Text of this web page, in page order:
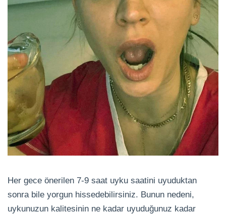
Her gece önerilen 7-9 saat uyku saatini uyuduktan
sonra bile yorgun hissedebilirsiniz. Bunun nedeni,
uykunuzun kalitesinin ne kadar uyuduğunuz kadar